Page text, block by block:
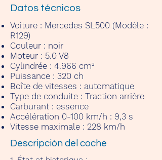
Datos técnicos
Voiture : Mercedes SL500 (Modèle :
R129)
Couleur : noir
Moteur : 5.0 V8
Cylindrée : 4.966 cm³
Puissance : 320 ch
Boîte de vitesses : automatique
Type de conduite : Traction arrière
Carburant : essence
Accélération 0-100 km/h : 9,3 s
Vitesse maximale : 228 km/h
Descripción del coche